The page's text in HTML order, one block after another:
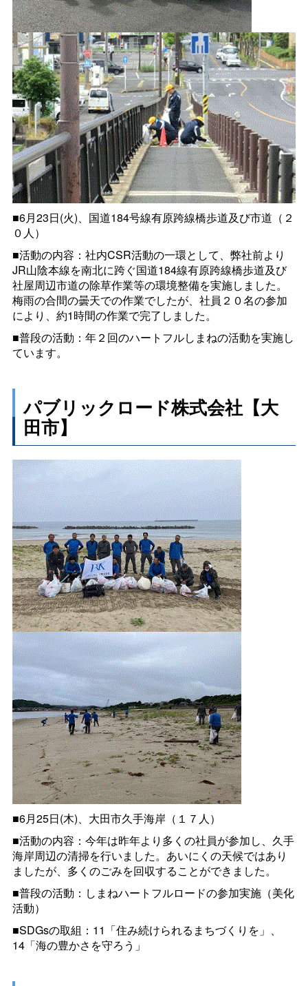
■6月23日(火)、国道184号線有原跨線橋歩道及び市道（２
０人）
■活動の内容：社内CSR活動の一環として、弊社前より
JR山陰本線を南北に跨ぐ国道184線有原跨線橋歩道及び
社屋周辺市道の除草作業等の環境整備を実施しました。
梅雨の合間の曇天での作業でしたが、社員２０名の参加
により、約1時間の作業で完了しました。
■普段の活動：年２回のハートフルしまねの活動を実施し
ています。
パブリックロード株式会社【大
田市】
■6月25日(木)、大田市久手海岸（１７人）
■活動の内容：今年は昨年より多くの社員が参加し、久手
海岸周辺の清掃を行いました。あいにくの天候ではあり
ましたが、多くのごみを回収することができました。
■普段の活動：しまねハートフルロードの参加実施（美化
活動）
■SDGsの取組：11「住み続けられるまちづくりを」、
14「海の豊かさを守ろう」